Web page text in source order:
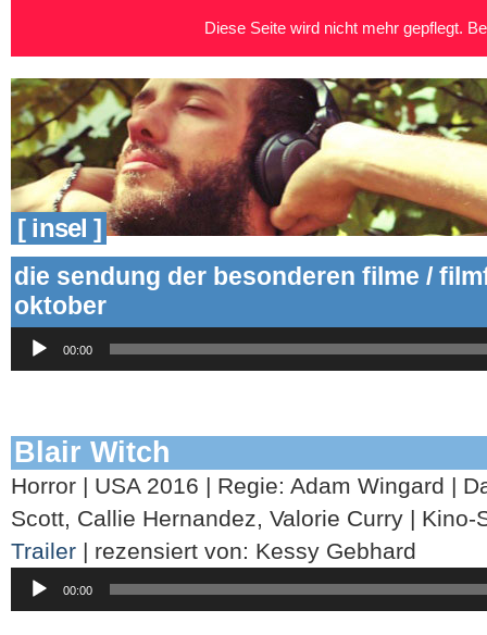
[ insel ]
die sendung der besonderen filme /
oktober
Player
00:00
Blair Witch
Horror | USA 2016 | Regie: Adam Wingard |
Scott, Callie Hernandez, Valorie Curry | Kino-
Trailer | rezensiert von: Kessy Gebhard
Player
00:00
Diese Seite wird nicht mehr gepflegt.